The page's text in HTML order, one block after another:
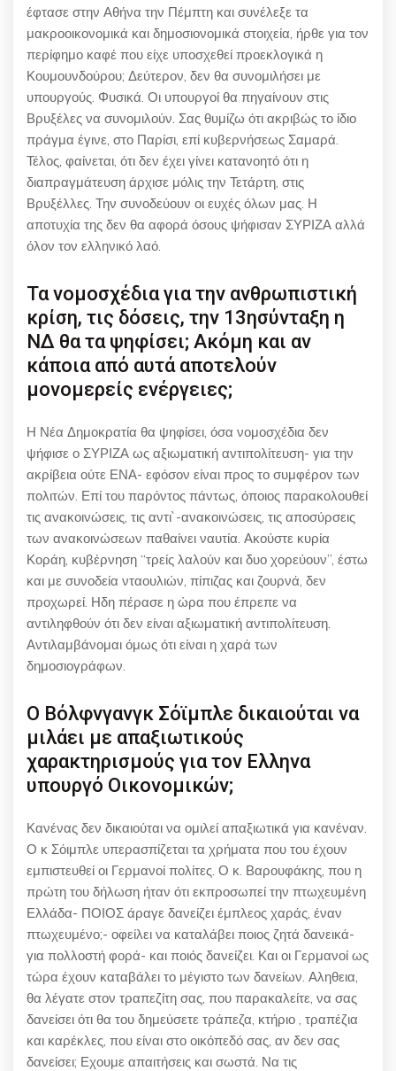
έφτασε στην Αθήνα την Πέμπτη και συνέλεξε τα
μακροοικονομικά και δημοσιονομικά στοιχεία, ήρθε για τον
περίφημο καφέ που είχε υποσχεθεί προεκλογικά η
Κουμουνδούρου; Δεύτερον, δεν θα συνομιλήσει με
υπουργούς. Φυσικά. Οι υπουργοί θα πηγαίνουν στις
Βρυξέλες να συνομιλούν. Σας θυμίζω ότι ακριβώς το ίδιο
πράγμα έγινε, στο Παρίσι, επί κυβερνήσεως Σαμαρά.
Τέλος, φαίνεται, ότι δεν έχει γίνει κατανοητό ότι η
διαπραγμάτευση άρχισε μόλις την Τετάρτη, στις
Βρυξέλλες. Την συνοδεύουν οι ευχές όλων μας. Η
αποτυχία της δεν θα αφορά όσους ψήφισαν ΣΥΡΙΖΑ αλλά
όλον τον ελληνικό λαό.
Τα νομοσχέδια για την ανθρωπιστική
κρίση, τις δόσεις, την 13ησύνταξη η
ΝΔ θα τα ψηφίσει; Ακόμη και αν
κάποια από αυτά αποτελούν
μονομερείς ενέργειες;
Η Νέα Δημοκρατία θα ψηφίσει, όσα νομοσχέδια δεν
ψήφισε ο ΣΥΡΙΖΑ ως αξιωματική αντιπολίτευση- για την
ακρίβεια ούτε ΕΝΑ- εφόσον είναι προς το συμφέρον των
πολιτών. Επί του παρόντος πάντως, όποιος παρακολουθεί
τις ανακοινώσεις, τις αντι`-ανακοινώσεις, τις αποσύρσεις
των ανακοινώσεων παθαίνει ναυτία. Ακούστε κυρία
Κοράη, κυβέρνηση “τρείς λαλούν και δυο χορεύουν”, έστω
και με συνοδεία νταουλιών, πίπιζας και ζουρνά, δεν
προχωρεί. Ηδη πέρασε η ώρα που έπρεπε να
αντιληφθούν ότι δεν είναι αξιωματική αντιπολίτευση.
Αντιλαμβάνομαι όμως ότι είναι η χαρά των
δημοσιογράφων.
Ο Βόλφνγανγκ Σόϊμπλε δικαιούται να
μιλάει με απαξιωτικούς
χαρακτηρισμούς για τον Ελληνα
υπουργό Οικονομικών;
Κανένας δεν δικαιούται να ομιλεί απαξιωτικά για κανέναν.
Ο κ Σόιμπλε υπερασπίζεται τα χρήματα που του έχουν
εμπιστευθεί οι Γερμανοί πολίτες. Ο κ. Βαρουφάκης, που η
πρώτη του δήλωση ήταν ότι εκπροσωπεί την πτωχευμένη
Ελλάδα- ΠΟΙΟΣ άραγε δανείζει έμπλεος χαράς, έναν
πτωχευμένο;- οφείλει να καταλάβει ποιος ζητά δανεικά-
για πολλοστή φορά- και ποιός δανείζει. Και οι Γερμανοί ως
τώρα έχουν καταβάλει το μέγιστο των δανείων. Αληθεια,
θα λέγατε στον τραπεζίτη σας, που παρακαλείτε, να σας
δανείσει ότι θα του δημεύσετε τράπεζα, κτήριο , τραπέζια
και καρέκλες, που είναι στο οικόπεδό σας, αν δεν σας
δανείσει; Εχουμε απαιτήσεις και σωστά. Να τις